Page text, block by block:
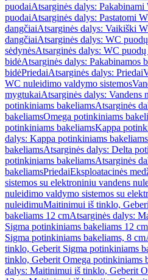
puodaiAtsarginės dalys: Pakabinami
puodaiAtsarginės dalys: Pastatomi
dangčiaiAtsarginės dalys: Vaikiški
dangčiaiAtsarginės dalys: WC
sėdynėsAtsarginės dalys: WC puodų
bidėAtsarginės dalys: Pakabinamos
bidėPriedaiAtsarginės dalys: Priedai
WC nuleidimo valdymo sistemos
mygtukaiAtsarginės dalys: Vandens
potinkiniams bakeliamsAtsarginės
bakeliamsOmega potinkiniams
potinkiniams bakeliamsKappa
dalys: Kappa potinkiniams bakeliams
bakeliamsAtsarginės dalys: Delta
potinkiniams bakeliamsAtsarginės
bakeliamsPriedaiEksploatacinės
sistemos su elektroniniu vandens
nuleidimo valdymo sistemos su
nuleidimuMaitinimui iš tinklo,
bakeliams 12 cmAtsarginės dalys:
Sigma potinkiniams bakeliams 12 cm
Sigma potinkiniams bakeliams, 8 cm
tinklo, Geberit Sigma potinkiniams
tinklo, Geberit Omega potinkiniams
dalys: Maitinimui iš tinklo, Geberit